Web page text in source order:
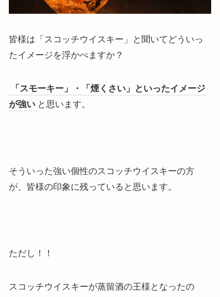
皆様は「スコッチウイスキー」と聞いてどういっ
たイメージを浮かべますか？
「スモーキー」・「煙くさい」といったイメージ
が強い と思います。
そういった強い個性のスコッチウイスキーの方
が、皆様の印象に残っていると思います。
ただし！！
スコッチウイスキーが蒸留酒の王様 となったの